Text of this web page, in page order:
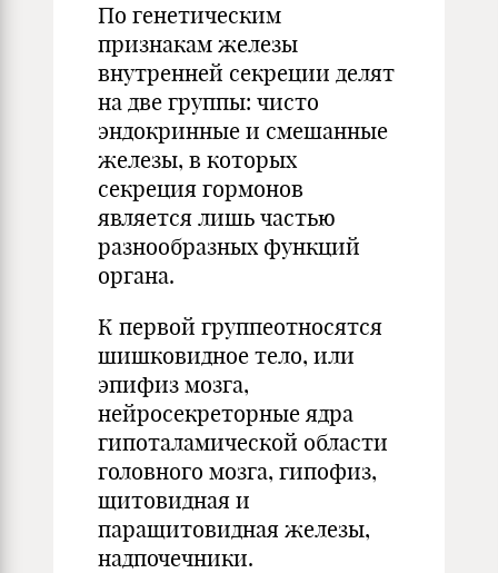
По генетическим
признакам железы
внутренней секреции делят
на две группы: чисто
эндокринные и смешанные
железы, в которых
секреция гормонов
является лишь частью
разнообразных функций
органа.
К первой группеотносятся
шишковидное тело, или
эпифиз мозга,
нейросекреторные ядра
гипоталамической области
головного мозга, гипофиз,
щитовидная и
паращитовидная железы,
надпочечники.